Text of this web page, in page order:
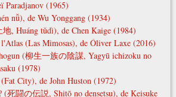
Paradjanov (1965)
nǚ), de Wu Yonggang (1934)
, Huáng tǔdì), de Chen Kaige (1984)
(Las Mimosas), de Óliver Laxe (2016)
(柳生一族の陰謀, Yagyū ichizoku no
(1978)
City), de John Huston (1972)
(死闘の伝説, Shitō no densetsu), de Keisuke